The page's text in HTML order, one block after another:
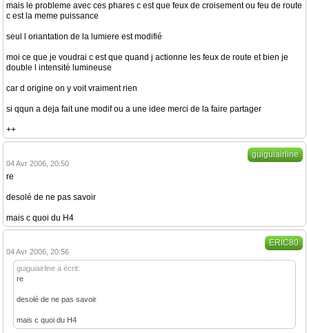
mais le probleme avec ces phares c est que feux de croisement ou feu de route
c est la meme puissance
seul l oriantation de la lumiere est modifié
moi ce que je voudrai c est que quand j actionne les feux de route et bien je
double l intensité lumineuse
car d origine on y voit vraiment rien
si qqun a deja fait une modif ou a une idee merci de la faire partager
++
guiguiairline
04 Avr 2006, 20:50
re
desolé de ne pas savoir
mais c quoi du H4
ERIC80
04 Avr 2006, 20:56
guiguiairline a écrit:
re
desolé de ne pas savoir
mais c quoi du H4